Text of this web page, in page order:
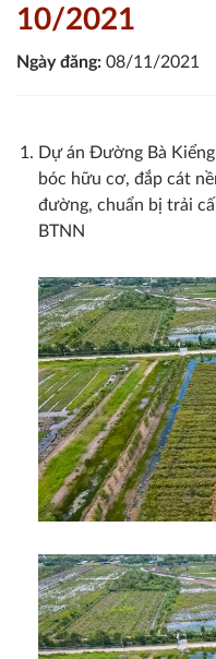
10/2021
Ngày đăng: 08/11/2021
Dự án Đường Bà
bóc hữu cơ, đắp cát
đường, chuẩn bị trải
BTNN